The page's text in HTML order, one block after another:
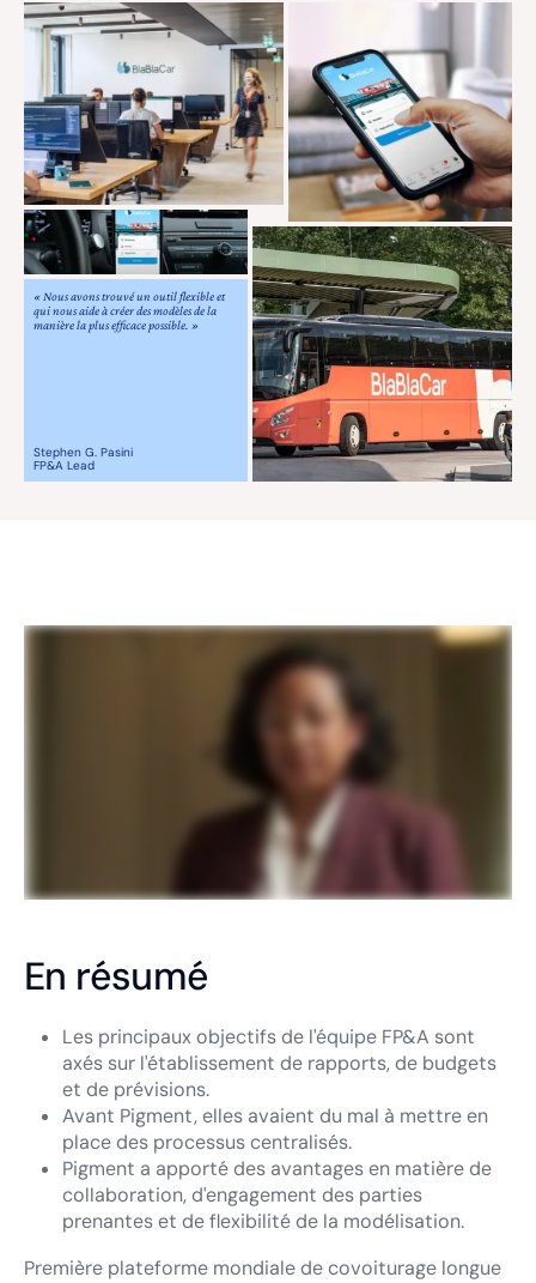
« Nous avons trouvé un outil flexible et
qui nous aide à créer des modèles de la
manière la plus efficace possible. »
Stephen G. Pasini
FP&A Lead
En résumé
Les principaux objectifs de l'équipe FP&A sont
axés sur l'établissement de rapports, de budgets
et de prévisions.
Avant Pigment, elles avaient du mal à mettre en
place des processus centralisés.
Pigment a apporté des avantages en matière de
collaboration, d'engagement des parties
prenantes et de flexibilité de la modélisation.
Première plateforme mondiale de covoiturage longue